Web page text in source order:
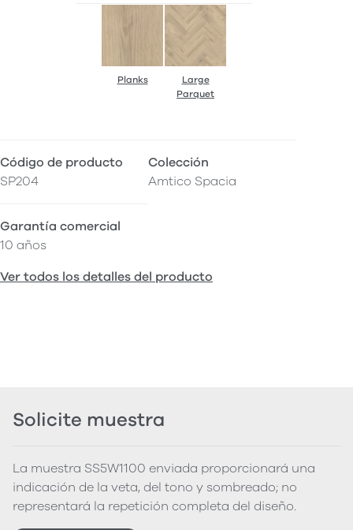
Planks
Large
Parquet
Código de producto
SP204
Colección
Amtico Spacia
Garantía comercial
10 años
Ver todos los detalles del producto
Solicite muestra
La muestra SS5W1100 enviada proporcionará una
indicación de la veta, del tono y sombreado; no
representará la repetición completa del diseño.